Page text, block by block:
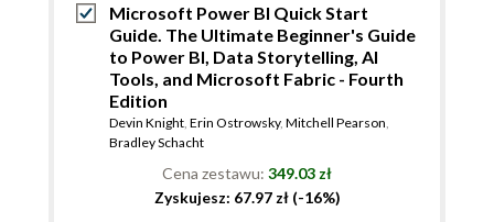
Microsoft Power BI Quick Start
Guide. The Ultimate Beginner's Guide
to Power BI, Data Storytelling, AI
Tools, and Microsoft Fabric - Fourth
Edition
Devin Knight Erin Ostrowsky, Mitchell Pearson
Bradley Schacht
Cena zestawu: 349.03 zł
Zyskujesz: 67.97 zł (-16%)